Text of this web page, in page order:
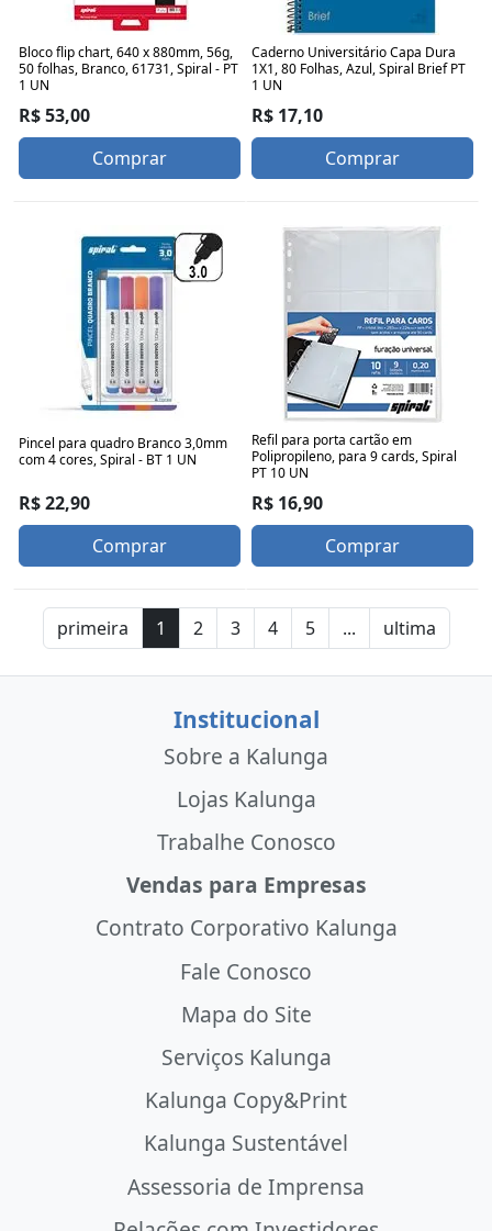
Bloco flip chart, 640 x 880mm, 56g,
50 folhas, Branco, 61731, Spiral - PT
1 UN
R$ 53,00
Comprar
Caderno Universitário Capa Dura
1X1, 80 Folhas, Azul, Spiral Brief PT
1 UN
R$ 17,10
Comprar
Pincel para quadro Branco 3,0mm
com 4 cores, Spiral - BT 1 UN
R$ 22,90
Comprar
Refil para porta cartão em
Polipropileno, para 9 cards, Spiral
PT 10 UN
R$ 16,90
Comprar
primeira 1 2 3 4 5 ... ultima
Institucional
Sobre a Kalunga
Lojas Kalunga
Trabalhe Conosco
Vendas para Empresas
Contrato Corporativo Kalunga
Fale Conosco
Mapa do Site
Serviços Kalunga
Kalunga Copy&Print
Kalunga Sustentável
Assessoria de Imprensa